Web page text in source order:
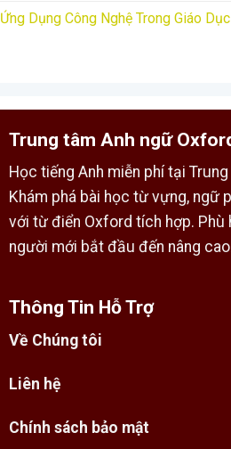
Ứng Dụng Công Nghệ Trong Giáo
Trung tâm Anh ngữ
Học tiếng Anh miễn phí tại
Khám phá bài học từ vựng, ngữ
với từ điển Oxford tích hợp.
người mới bắt đầu đến nâng
Thông Tin Hỗ Trợ
Về Chúng tôi
Liên hệ
Chính sách bảo mật